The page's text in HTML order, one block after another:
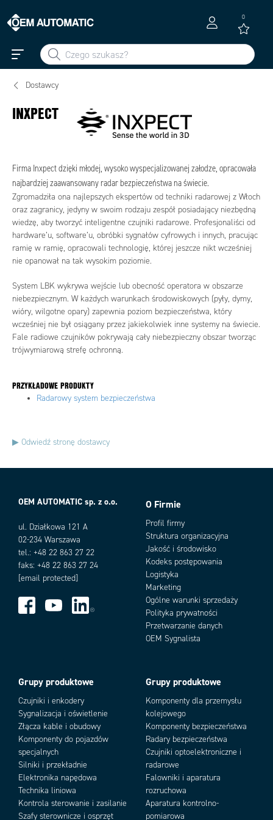
0
Dostawcy
INXPECT
Firma Inxpect dzięki młodej, wysoko wyspecjalizowanej załodze, opracowała
najbardziej zaawansowany radar bezpieczeństwa na świecie.
Zgromadziła ona najlepszych ekspertów od techniki radarowej z Włoch
oraz zagranicy, jedyny w swoim rodzaju zespół posiadający niezbędną
wiedzę, aby tworzyć inteligentne czujniki radarowe. Profesjonaliści od
hardware’u, software’u, obróbki sygnałów cyfrowych i innych, pracując
ramię w ramię, opracowali technologię, której jeszcze nikt wcześniej
nie opanował na tak wysokim poziomie.
System LBK wykrywa wejście lub obecność operatora w obszarze
niebezpiecznym. W każdych warunkach środowiskowych (pyły, dymy,
wióry, wilgotne opary) zapewnia poziom bezpieczeństwa, który
wcześniej nie był osiągany przez jakiekolwiek inne systemy na świecie.
Fale radiowe czujników pokrywają cały niebezpieczny obszar tworząc
trójwymiarową strefę ochronną.
PRZYKŁADOWE PRODUKTY
Radarowy system bezpieczeństwa
▶︎ Odwiedź stronę dostawcy
OEM AUTOMATIC sp. z o.o.
ul. Działkowa 121 A
02-234 Warszawa
tel.: +48 22 863 27 22
faks: +48 22 863 27 24
[email protected]
O Firmie
Profil firmy
Struktura organizacyjna
Jakość i środowisko
Kodeks postępowania
Logistyka
Marketing
Ogólne warunki sprzedaży
Polityka prywatności
Przetwarzanie danych
OEM Sygnalista
Grupy produktowe
Czujniki i enkodery
Sygnalizacja i oświetlenie
Złącza kable i obudowy
Komponenty do pojazdów
specjalnych
Silniki i przekładnie
Elektronika napędowa
Technika liniowa
Kontrola sterowanie i zasilanie
Szafy sterownicze i osprzęt
Grupy produktowe
Komponenty dla przemysłu
kolejowego
Komponenty bezpieczeństwa
Radary bezpieczeństwa
Czujniki optoelektroniczne i
radarowe
Falowniki i aparatura
rozruchowa
Aparatura kontrolno-
pomiarowa